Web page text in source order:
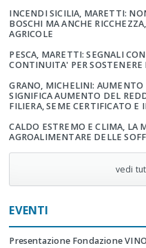
INCENDI SICILIA, MARETTI:
BOSCHI MA ANCHE
AGRICOLE
PESCA, MARETTI: SEGNALI
CONTINUITA' PER SOSTENERE
GRANO, MICHELINI:
SIGNIFICA AUMENTO DEL
FILIERA, SEME CERTIFICATO E
CALDO ESTREMO E CLIMA, LA
AGROALIMENTARE DELLE
vedi
EVENTI
Presentazione Fondazione